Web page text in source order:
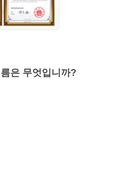
은 무엇입니까?